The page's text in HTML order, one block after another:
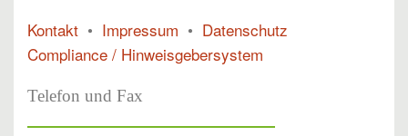
Kontakt • Impressum • Datenschutz
Compliance / Hinweisgebersystem
Telefon und Fax